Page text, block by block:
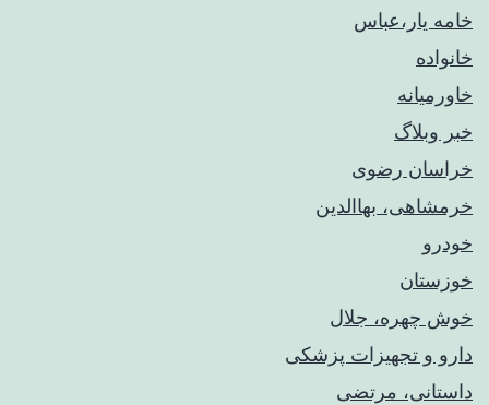
خامه یار،عباس
خانواده
خاورمیانه
خبر وبلاگ
خراسان رضوی
خرمشاهی، بهاالدین
خودرو
خوزستان
خوش چهره، جلال
دارو و تجهیزات پزشکی
داستانی، مرتضی